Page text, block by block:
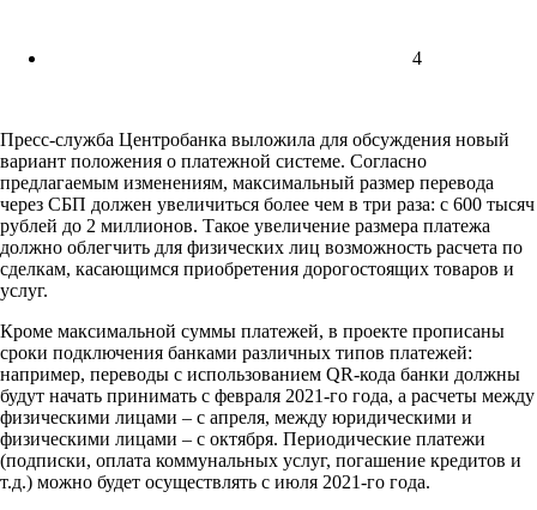
4
Пресс-служба Центробанка выложила для обсуждения новый
вариант положения о платежной системе. Согласно
предлагаемым изменениям, максимальный размер перевода
через СБП должен увеличиться более чем в три раза: с 600 тысяч
рублей до 2 миллионов. Такое увеличение размера платежа
должно облегчить для физических лиц возможность расчета по
сделкам, касающимся приобретения дорогостоящих товаров и
услуг.
Кроме максимальной суммы платежей, в проекте прописаны
сроки подключения банками различных типов платежей:
например, переводы с использованием QR-кода банки должны
будут начать принимать с февраля 2021-го года, а расчеты между
физическими лицами – с апреля, между юридическими и
физическими лицами – с октября. Периодические платежи
(подписки, оплата коммунальных услуг, погашение кредитов и
т.д.) можно будет осуществлять с июля 2021-го года.